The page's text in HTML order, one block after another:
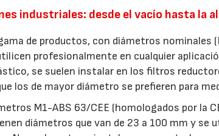
industriales: desde el vacío hasta la
de productos, con diámetros
profesionalmente en cualquier
se suelen instalar en los filtros
los de mayor diámetro se prefieren para
M1-ABS 63/CEE (homologados por la
diámetros que van de 23 a 100 mm y se